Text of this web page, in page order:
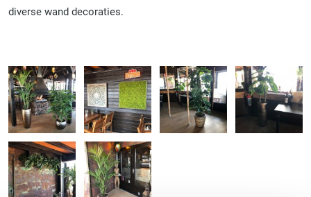
diverse wand decoraties.